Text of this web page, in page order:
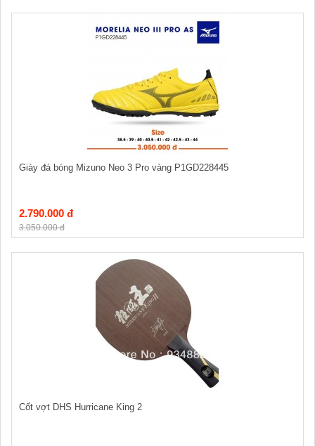
Giày đá bóng Mizuno Neo 3 Pro vàng P1GD228445
2.790.000 đ
3.050.000 đ
Cốt vợt DHS Hurricane King 2